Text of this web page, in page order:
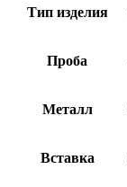
Тип изделия
Проба
Металл
Вставка